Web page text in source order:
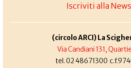
Iscriviti alla
(circolo ARCI) La
Via Candiani 131,
tel. 02 48671300